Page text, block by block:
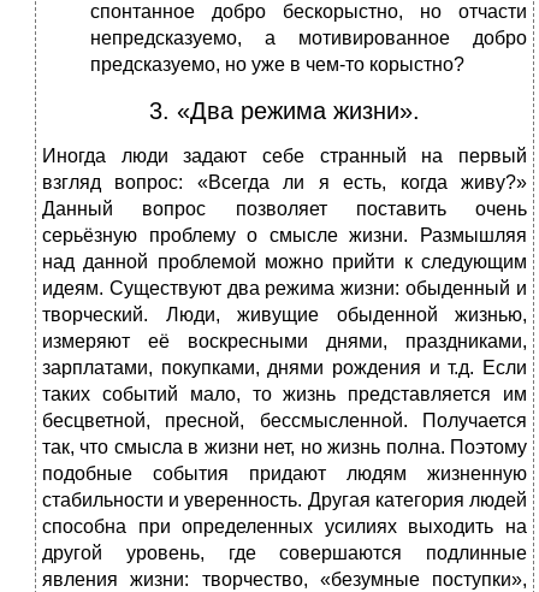
спонтанное добро бескорыстно, но отчасти
непредсказуемо, а мотивированное добро
предсказуемо, но уже в чем-то корыстно?
3. «Два режима жизни».
Иногда люди задают себе странный на первый
взгляд вопрос: «Всегда ли я есть, когда живу?»
Данный вопрос позволяет поставить очень
серьёзную проблему о смысле жизни. Размышляя
над данной проблемой можно прийти к следующим
идеям. Существуют два режима жизни: обыденный и
творческий. Люди, живущие обыденной жизнью,
измеряют её воскресными днями, праздниками,
зарплатами, покупками, днями рождения и т.д. Если
таких событий мало, то жизнь представляется им
бесцветной, пресной, бессмысленной. Получается
так, что смысла в жизни нет, но жизнь полна. Поэтому
подобные события придают людям жизненную
стабильности и уверенность. Другая категория людей
способна при определенных усилиях выходить на
другой уровень, где совершаются подлинные
явления жизни: творчество, «безумные поступки»,